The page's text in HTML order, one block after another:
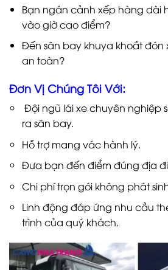
Bạn ngán cảnh xếp hàng dài
vào giờ cao điểm?
Đến sân bay khuya khoắt đón
an toàn?
Đơn Vị Chúng Tôi Với:
Đội ngũ lái xe chuyên nghiệp
ra sân bay.
Hỗ trợ mang vác hành lý.
Đưa bạn đến điểm đúng địa
Chi phí trọn gói không phát
Linh động đáp ứng nhu cầu
trình của quý khách.